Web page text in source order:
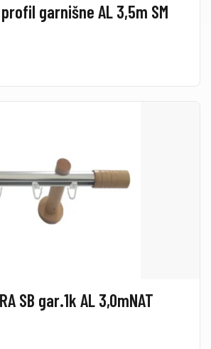
profil garnišne AL 3,5m SM
SB gar.1k AL 3,0mNAT